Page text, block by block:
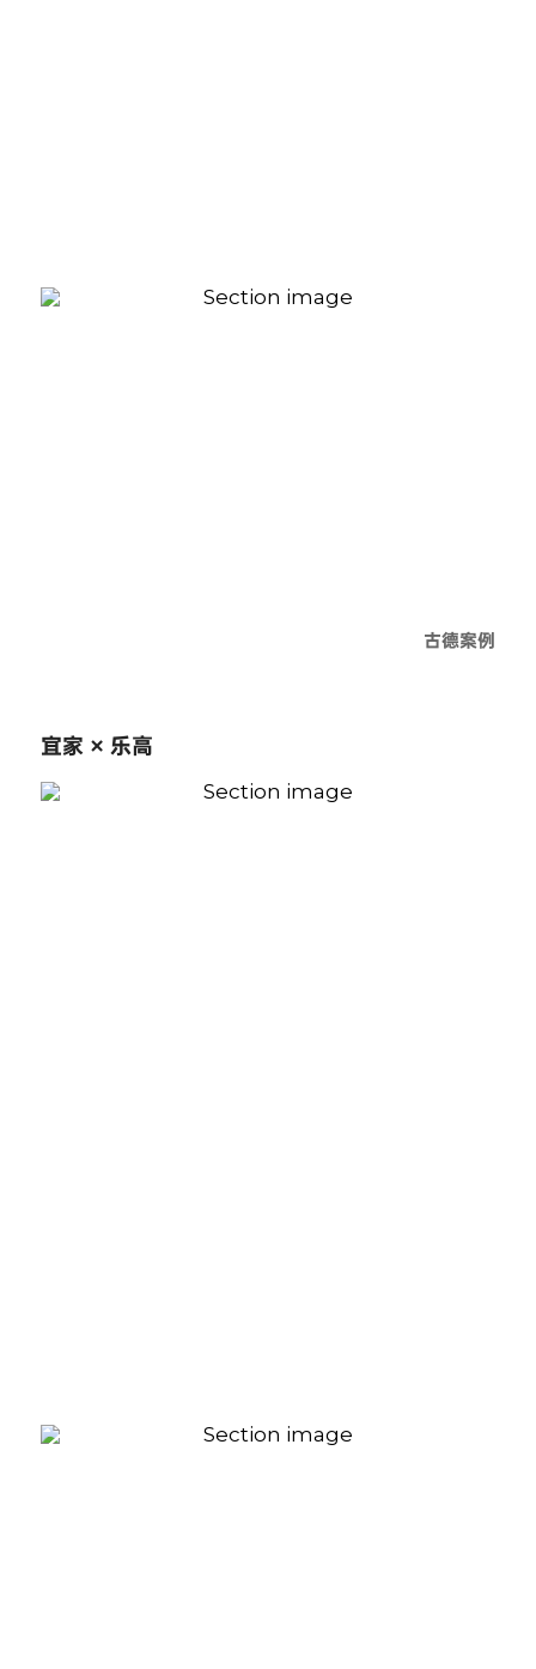
古德案例
宜家 × 乐高